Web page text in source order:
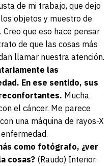
de mi trabajo, que dejo
objetos y muestro de
Creo que eso hace pensar
de que las cosas más
llamar nuestra atención.
las
En ese sentido, sus
Mucha
el cáncer. Me parece
una máquina de rayos-X
como fotógrafo, ¿ver
cosas? (Raudo) Interior.